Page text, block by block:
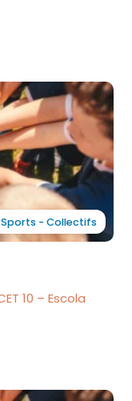
Sports - Collectifs
10 – Escola